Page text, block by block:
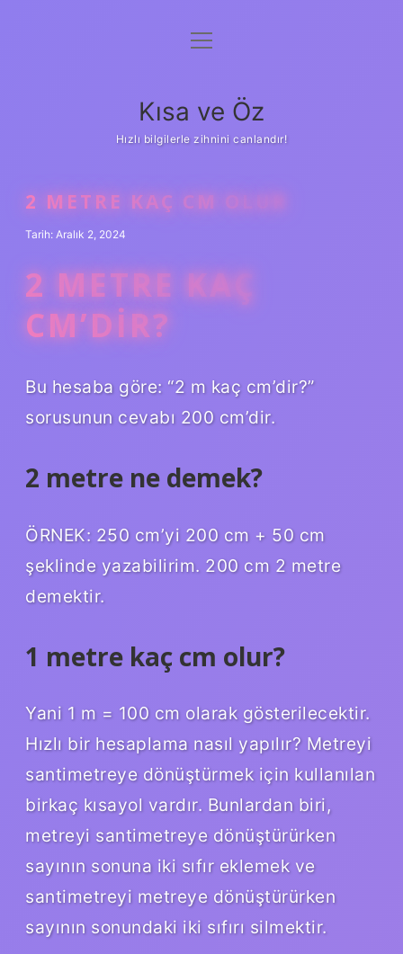
Anasayfa
Yasal Uyarı
menüyü
Kısa ve Öz
Hızlı bilgilerle zihnini canlandır!
2 METRE KAÇ CM OLUR
Tarih: Aralık 2, 2024
2 METRE KAÇ
CM’DIR?
Bu hesaba göre: “2 m kaç cm’dir?”
sorusunun cevabı 200 cm’dir.
2 metre ne demek?
ÖRNEK: 250 cm’yi 200 cm + 50 cm
şeklinde yazabilirim. 200 cm 2 metre
demektir.
1 metre kaç cm olur?
Yani 1 m = 100 cm olarak gösterilecektir.
Hızlı bir hesaplama nasıl yapılır? Metreyi
santimetreye dönüştürmek için kullanılan
birkaç kısayol vardır. Bunlardan biri,
metreyi santimetreye dönüştürürken
sayının sonuna iki sıfır eklemek ve
santimetreyi metreye dönüştürürken
sayının sonundaki iki sıfırı silmektir.